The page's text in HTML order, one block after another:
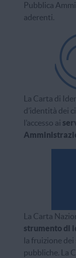
Pubblica
aderenti.
La Carta di
d’identità dei
l’accesso ai
La Carta
strumento di
la fruizione
pubbliche. La